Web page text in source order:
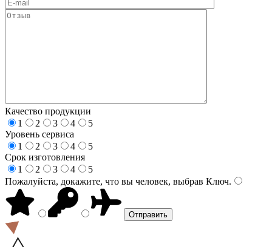
Качество продукции
1
2 3 4
5
Уровень сервиса
1
2 3 4
5
Срок изготовления
1
2 3 4
5
Пожалуйста, докажите, что вы человек, выбрав Ключ.